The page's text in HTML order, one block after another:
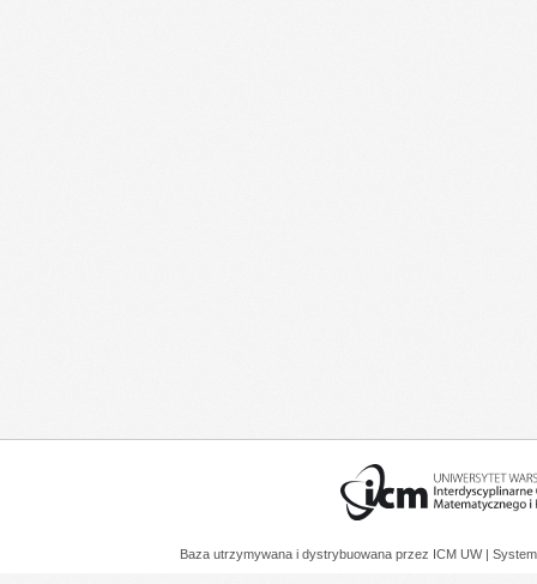
Baza utrzymywana i dystrybuowana przez ICM UW |